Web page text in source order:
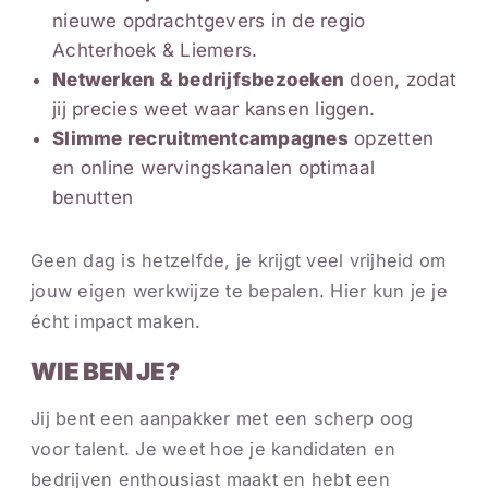
nieuwe opdrachtgevers in de regio
Achterhoek & Liemers.
Netwerken & bedrijfsbezoeken doen, zodat
jij precies weet waar kansen liggen.
Slimme recruitmentcampagnesopzetten
en online wervingskanalen optimaal
benutten
Geen dag is hetzelfde, je krijgt veel vrijheid om
jouw eigen werkwijze te bepalen. Hier kun je je
écht impact maken.
WIE BEN JE?
Jij bent een aanpakker met een scherp oog
voor talent. Je weet hoe je kandidaten en
bedrijven enthousiast maakt en hebt een